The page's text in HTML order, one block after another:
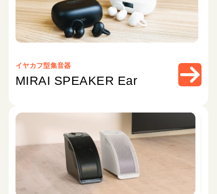
イヤカフ型集音器
MIRAI SPEAKER Ear